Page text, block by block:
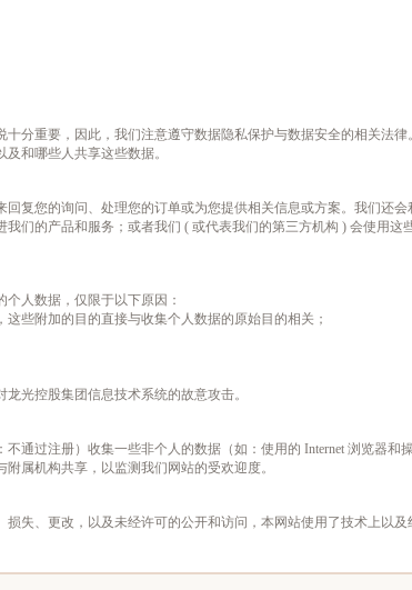
分重要，因此，我们注意遵守数据隐私保护与数据安全的相关法
和哪些人共享这些数据。
复您的询问、处理您的订单或为您提供相关信息或方案。我们还
我们的产品和服务；或者我们 ( 或代表我们的第三方机构 ) 会使用
个人数据，仅限于以下原因：
这些附加的目的直接与收集个人数据的原始目的相关；
光控股集团信息技术系统的故意攻击。
通过注册）收集一些非个人的数据（如：使用的 Internet 浏览器
属机构共享，以监测我们网站的受欢迎度。
失、更改，以及未经许可的公开和访问，本网站使用了技术上以及